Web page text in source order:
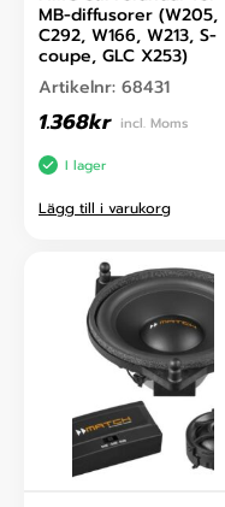
MB-diffusorer (W205,
C292, W166, W213, S-
coupe, GLC X253)
Artikelnr: 68431
1.368kr incl. Moms
I lager
Lägg till i varukorg